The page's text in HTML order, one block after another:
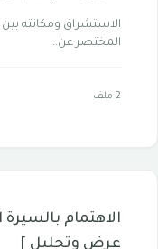
الاستشراق ومكانته بين
المختصر عن...
2 ملف
الاهتمام بالسيرة
عرض وتحليل ]